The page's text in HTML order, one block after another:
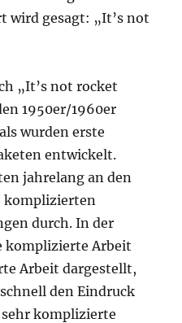
wird gesagt: „It’s not
„It’s not rocket
1950er/1960er
wurden erste
entwickelt.
jahrelang an den
komplizierten
durch. In der
komplizierte Arbeit
Arbeit dargestellt,
den Eindruck
sehr komplizierte